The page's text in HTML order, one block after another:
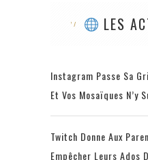
LES
Instagram Passe Sa
Et Vos Mosaïques N’y
Twitch Donne Aux
Empêcher Leurs Ados